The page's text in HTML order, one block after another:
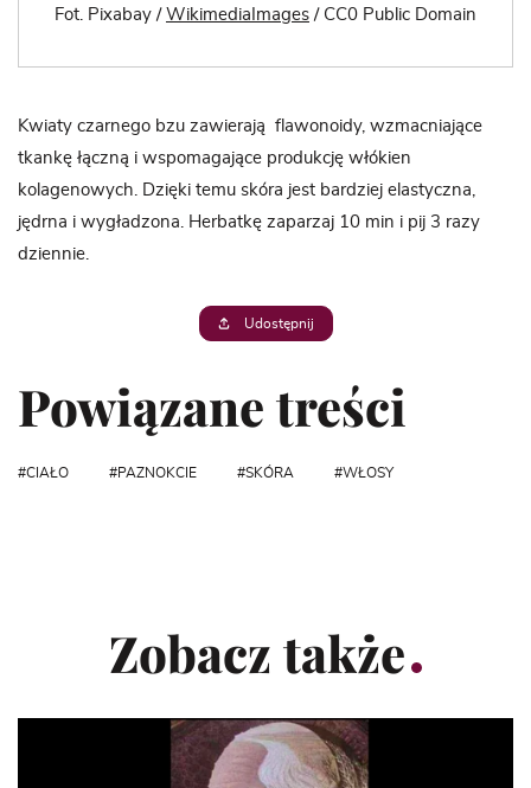
Fot. Pixabay / WikimediaImages / CC0 Public Domain
Kwiaty czarnego bzu zawierają flawonoidy, wzmacniające
tkankę łączną i wspomagające produkcję włókien
kolagenowych. Dzięki temu skóra jest bardziej elastyczna,
jędrna i wygładzona. Herbatkę zaparzaj 10 min i pij 3 razy
dziennie.
Udostępnij
Powiązane treści
CIAŁO PAZNOKCIE SKÓRA WŁOSY
Zobacz także